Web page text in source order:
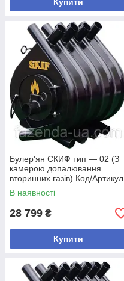
Булер'ян СКИФ тип — 02 (З
камерою допалювання
вторинних газів) Код/Артикул
В наявності
28 799 ₴
Купити